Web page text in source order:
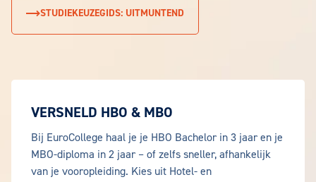
STUDIEKEUZEGIDS: UITMUNTEND
Waarom kiezen voor EuroCollege?
VERSNELD HBO & MBO
Bij EuroCollege haal je je HBO Bachelor in 3 jaar en je
MBO-diploma in 2 jaar – of zelfs sneller, afhankelijk
van je vooropleiding. Kies uit Hotel- en